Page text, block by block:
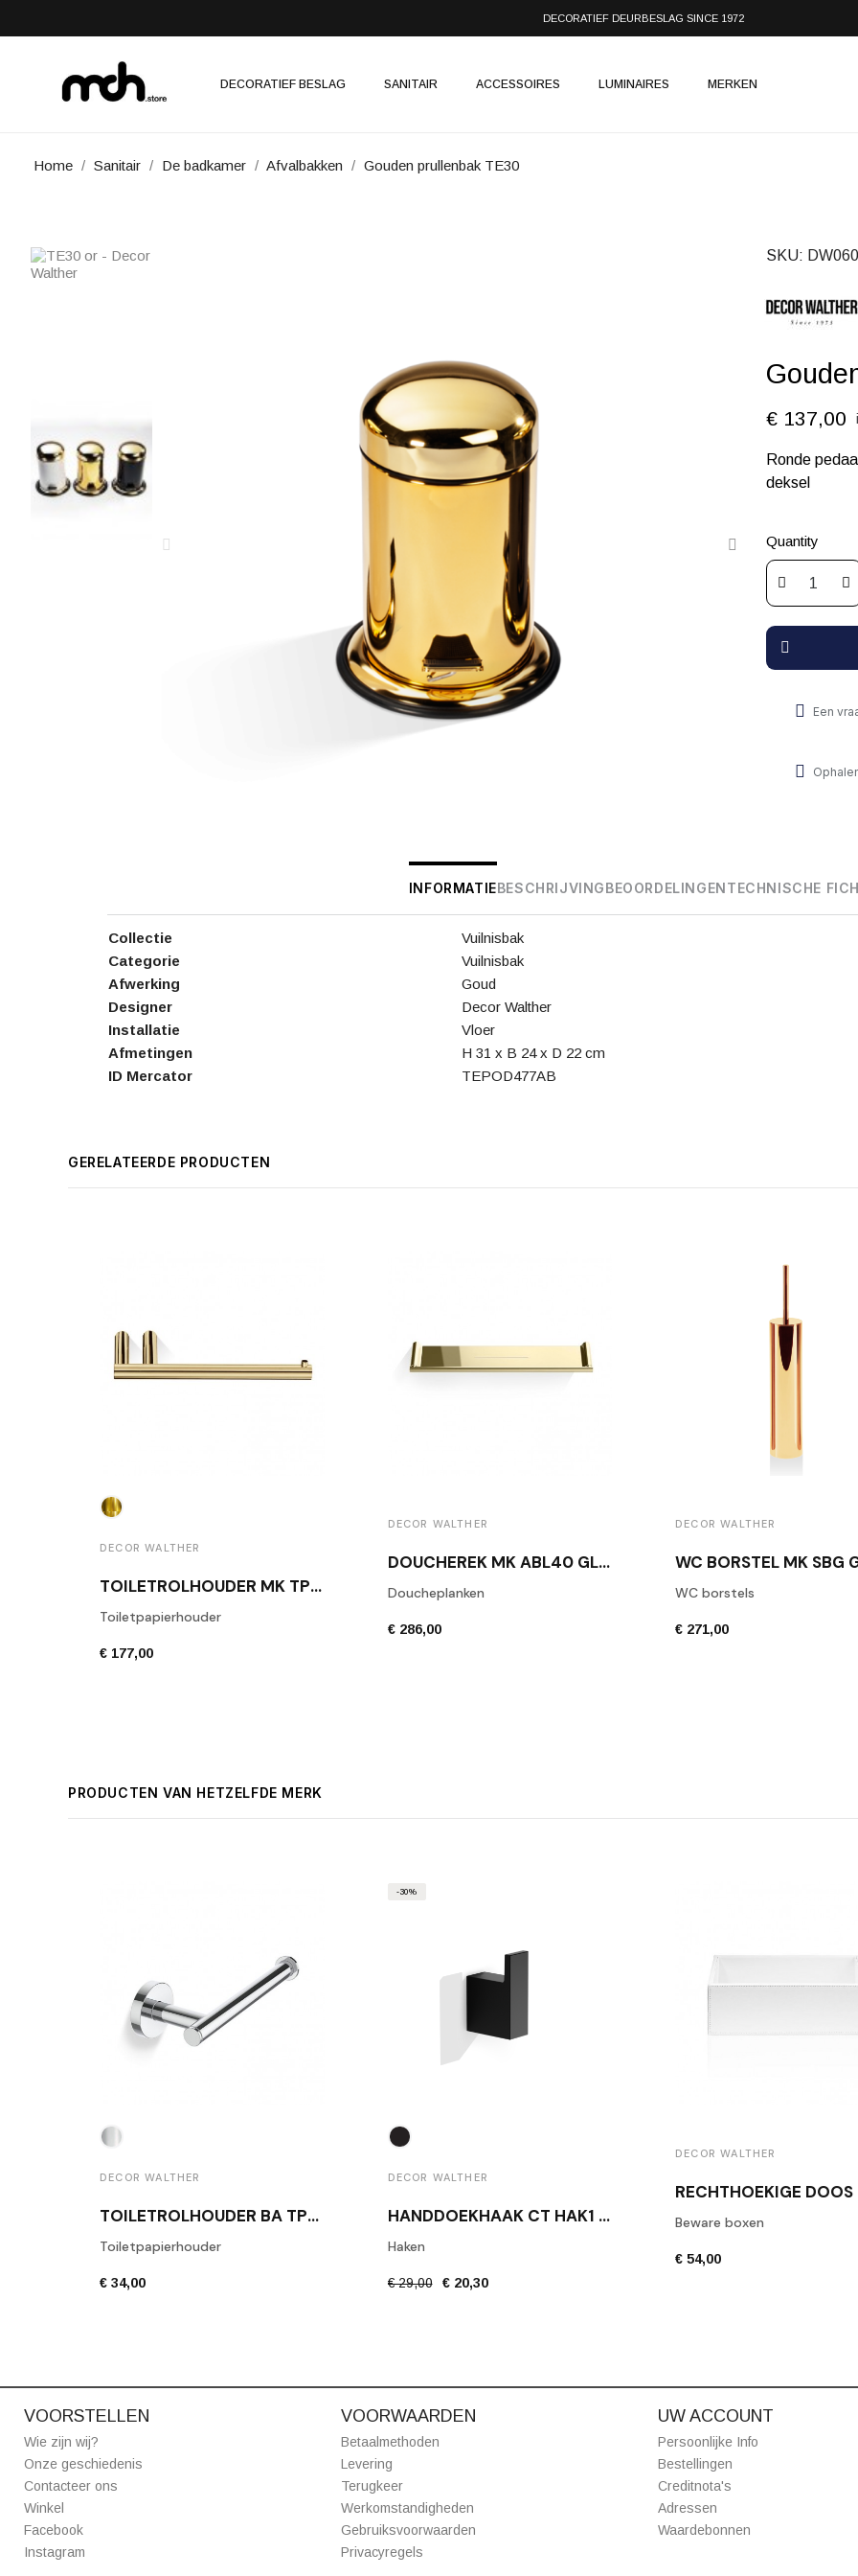
DECORATIEF DEURBESLAG SINCE 1972
DECORATIEF BESLAG SANITAIR ACCESSOIRES LUMINAIRES MERKEN
Home Sanitair De badkamer Afvalbakken Gouden prullenbak TE30
SKU
€ 137,00
Ronde
deksel
Quantity
Een
INFORMATIEBESCHRIJVINGBEOORDELINGENTECHNISCHE
Collectie
Vuilnisbak
Categorie
Vuilnisbak
Afwerking
Goud
Designer
Decor Walther
Installatie
Vloer
Afmetingen
H 31 x B 24 x D 22 cm
ID Mercator
TEPOD477AB
GERELATEERDE PRODUCTEN
DECOR WALTHER
TOILETROLHOUDER MK TPH1 GLANS GOUD
Toiletpapierhouder
€ 177,00
DECOR WALTHER
DOUCHEREK MK ABL40 GLANS GOUDEN MESSING
Doucheplanken
€ 286,00
DECOR WALTHER
WC BORSTEL MK SBG
WC borstels
€ 271,00
PRODUCTEN VAN HETZELFDE MERK
DECOR WALTHER
TOILETROLHOUDER BA TPH1 GEPOLIJST CHROOM
Toiletpapierhouder
€ 34,00
DECOR WALTHER
HANDDOEKHAAK CT HAK1 MAT ZWART
Haken
€ 29,00 € 20,30
-30%
DECOR WALTHER
Beware boxen
€ 54,00
VOORSTELLEN
Wie zijn wij?
Onze geschiedenis
Contacteer ons
Winkel
Facebook
Instagram
VOORWAARDEN
Betaalmethoden
Levering
Terugkeer
Werkomstandigheden
Gebruiksvoorwaarden
Privacyregels
UW ACCOUNT
Persoonlijke Info
Bestellingen
Creditnota's
Adressen
Waardebonnen